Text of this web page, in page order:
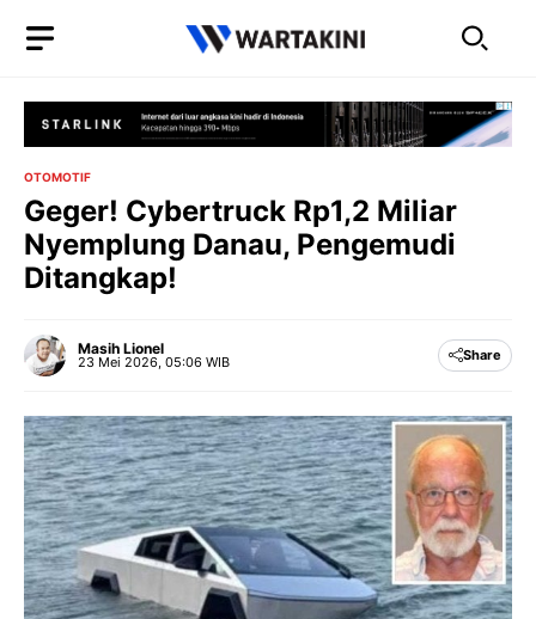
OTOMOTIF
Geger! Cybertruck Rp1,2 Miliar
Nyemplung Danau, Pengemudi
Ditangkap!
Masih Lionel
23 Mei 2026, 05:06 WIB Share